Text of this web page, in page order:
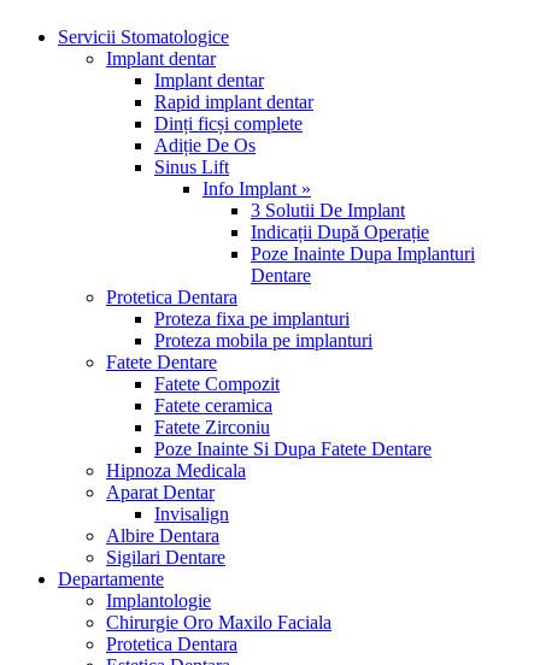
Servicii Stomatologice
Implant dentar
Implant dentar
Rapid implant dentar
Dinți ficși complete
Adiție De Os
Sinus Lift
Info Implant »
3 Solutii De Implant
Indicații După Operație
Poze Inainte Dupa Implanturi
Dentare
Protetica Dentara
Proteza fixa pe implanturi
Proteza mobila pe implanturi
Fatete Dentare
Fatete Compozit
Fatete ceramica
Fatete Zirconiu
Poze Inainte Si Dupa Fatete Dentare
Hipnoza Medicala
Aparat Dentar
Invisalign
Albire Dentara
Sigilari Dentare
Departamente
Implantologie
Chirurgie Oro Maxilo Faciala
Protetica Dentara